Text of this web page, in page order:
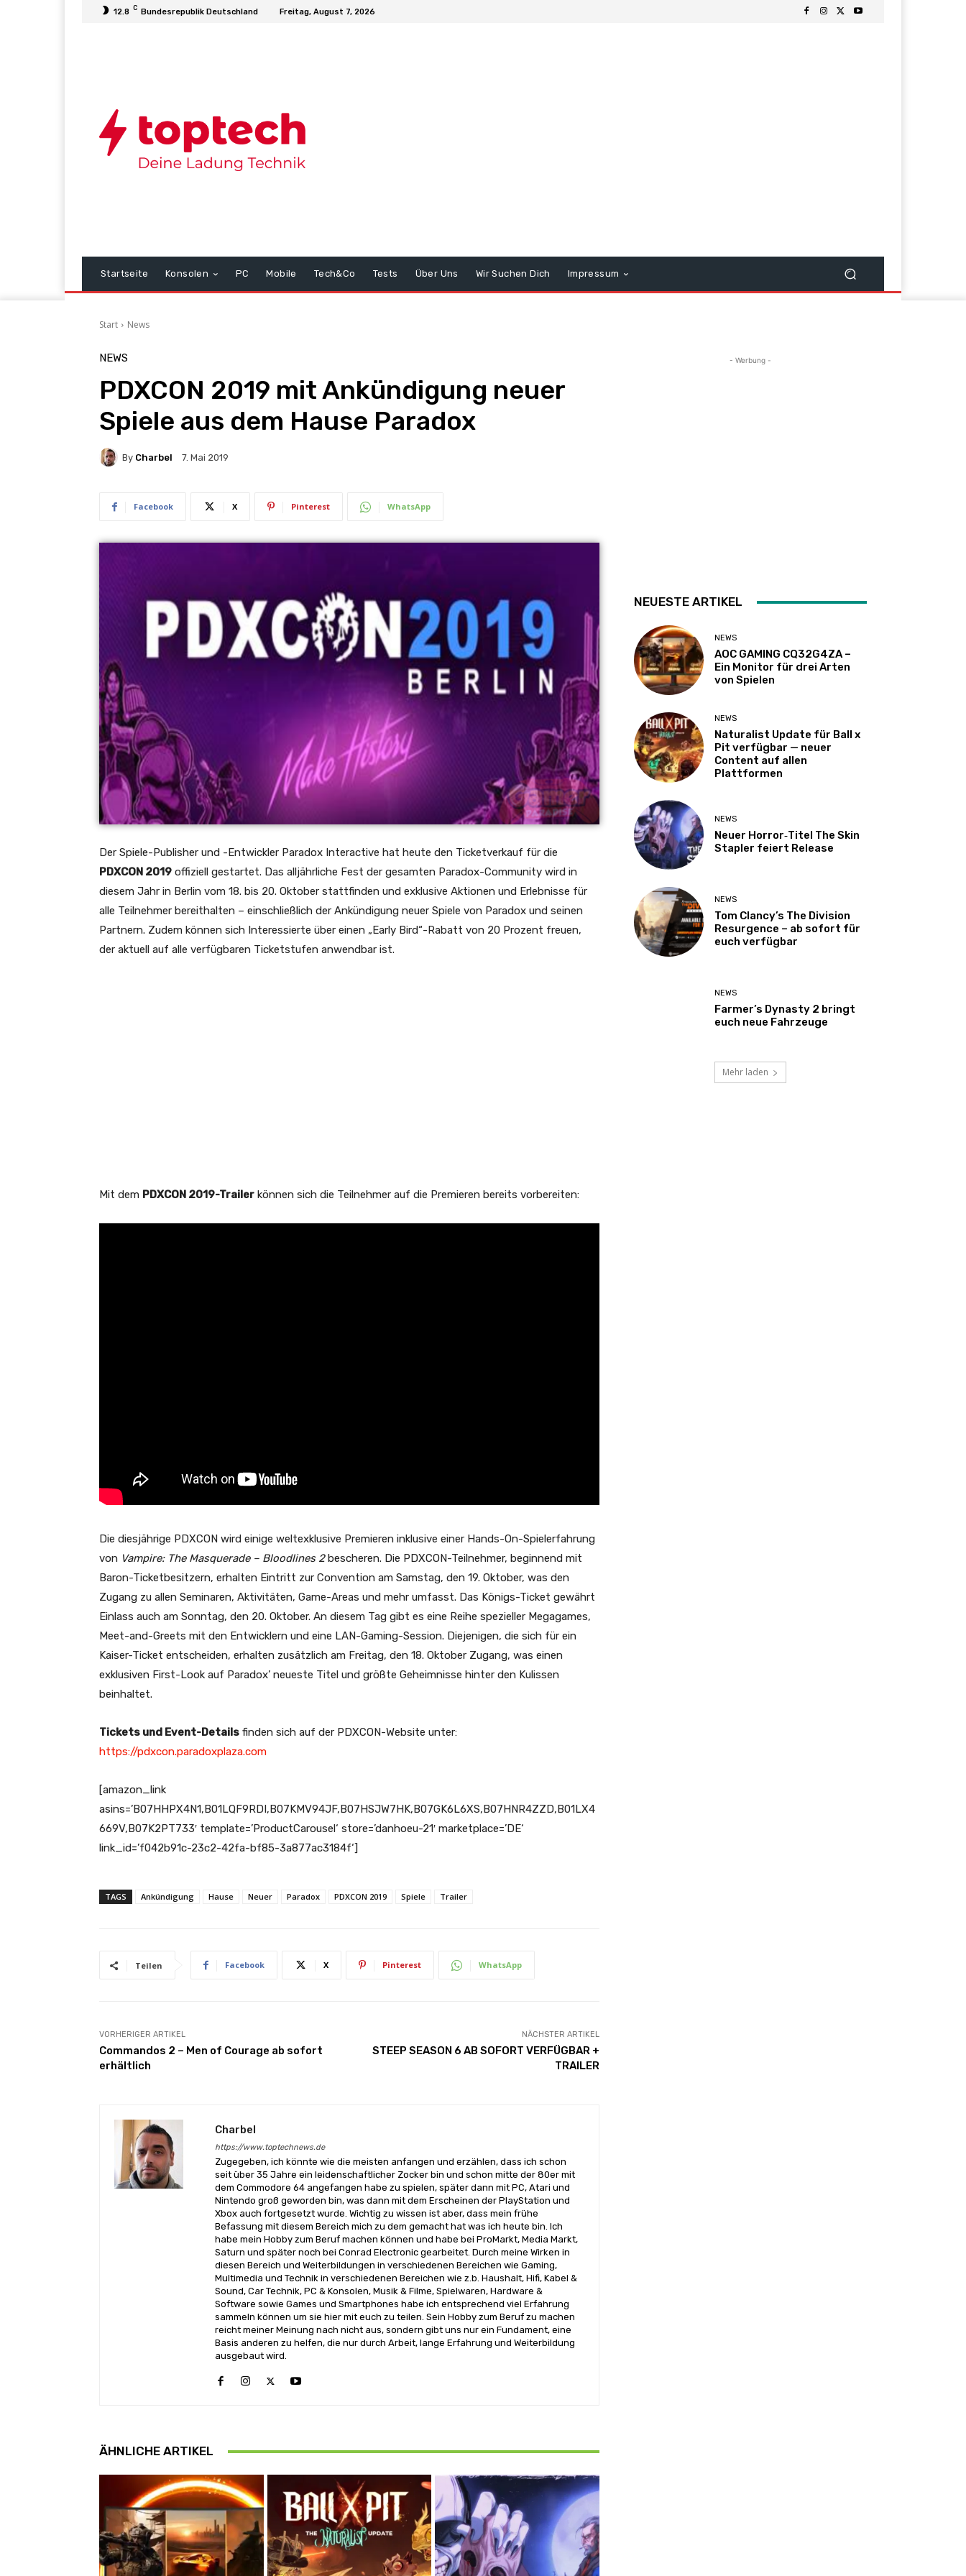
12.8 C Bundesrepublik Deutschland Freitag, August 7, 2026
Startseite Konsolen PC Mobile Tech&Co Tests Über Uns Wir Suchen Dich Impressum
Start News
NEWS
PDXCON 2019 mit Ankündigung neuer
Spiele aus dem Hause Paradox
By Charbel 7. Mai 2019
Facebook X Pinterest WhatsApp
Der Spiele-Publisher und -Entwickler Paradox Interactive hat heute den Ticketverkauf für die
PDXCON 2019 offiziell gestartet. Das alljährliche Fest der gesamten Paradox-Community wird in
diesem Jahr in Berlin vom 18. bis 20. Oktober stattfinden und exklusive Aktionen und Erlebnisse für
alle Teilnehmer bereithalten – einschließlich der Ankündigung neuer Spiele von Paradox und seinen
Partnern. Zudem können sich Interessierte über einen „Early Bird“-Rabatt von 20 Prozent freuen,
der aktuell auf alle verfügbaren Ticketstufen anwendbar ist.
Mit dem PDXCON 2019-Trailer können sich die Teilnehmer auf die Premieren bereits vorbereiten:
Die diesjährige PDXCON wird einige weltexklusive Premieren inklusive einer Hands-On-Spielerfahrung
von Vampire: The Masquerade – Bloodlines 2bescheren. Die PDXCON-Teilnehmer, beginnend mit
Baron-Ticketbesitzern, erhalten Eintritt zur Convention am Samstag, den 19. Oktober, was den
Zugang zu allen Seminaren, Aktivitäten, Game-Areas und mehr umfasst. Das Königs-Ticket gewährt
Einlass auch am Sonntag, den 20. Oktober. An diesem Tag gibt es eine Reihe spezieller Megagames,
Meet-and-Greets mit den Entwicklern und eine LAN-Gaming-Session. Diejenigen, die sich für ein
Kaiser-Ticket entscheiden, erhalten zusätzlich am Freitag, den 18. Oktober Zugang, was einen
exklusiven First-Look auf Paradox’ neueste Titel und größte Geheimnisse hinter den Kulissen
beinhaltet.
Tickets und Event-Details finden sich auf der PDXCON-Website unter:
https://pdxcon.paradoxplaza.com
[amazon_link
asins=’B07HHPX4N1,B01LQF9RDI,B07KMV94JF,B07HSJW7HK,B07GK6L6XS,B07HNR4ZZD,B01LX4
669V,B07K2PT733′ template=’ProductCarousel‘ store=’danhoeu-21′ marketplace=’DE‘
link_id=’f042b91c-23c2-42fa-bf85-3a877ac3184f‘]
TAGS Ankündigung Hause Neuer Paradox PDXCON 2019 Spiele Trailer
Teilen Facebook X Pinterest WhatsApp
VORHERIGER ARTIKEL
Commandos 2 – Men of Courage ab sofort
erhältlich
NÄCHSTER ARTIKEL
STEEP SEASON 6 AB SOFORT VERFÜGBAR +
TRAILER
Charbel
https://www.toptechnews.de
Zugegeben, ich könnte wie die meisten anfangen und erzählen, dass ich schon
seit über 35 Jahre ein leidenschaftlicher Zocker bin und schon mitte der 80er mit
dem Commodore 64 angefangen habe zu spielen, später dann mit PC, Atari und
Nintendo groß geworden bin, was dann mit dem Erscheinen der PlayStation und
Xbox auch fortgesetzt wurde. Wichtig zu wissen ist aber, dass mein frühe
Befassung mit diesem Bereich mich zu dem gemacht hat was ich heute bin. Ich
habe mein Hobby zum Beruf machen können und habe bei ProMarkt, Media Markt,
Saturn und später noch bei Conrad Electronic gearbeitet. Durch meine Wirken in
diesen Bereich und Weiterbildungen in verschiedenen Bereichen wie Gaming,
Multimedia und Technik in verschiedenen Bereichen wie z.b. Haushalt, Hifi, Kabel &
Sound, Car Technik, PC & Konsolen, Musik & Filme, Spielwaren, Hardware &
Software sowie Games und Smartphones habe ich entsprechend viel Erfahrung
sammeln können um sie hier mit euch zu teilen. Sein Hobby zum Beruf zu machen
reicht meiner Meinung nach nicht aus, sondern gibt uns nur ein Fundament, eine
Basis anderen zu helfen, die nur durch Arbeit, lange Erfahrung und Weiterbildung
ausgebaut wird.
ÄHNLICHE ARTIKEL
- Werbung -
NEUESTE ARTIKEL
NEWS
AOC GAMING CQ32G4ZA –
Ein Monitor für drei Arten
von Spielen
NEWS
Naturalist Update für Ball x
Pit verfügbar — neuer
Content auf allen
Plattformen
NEWS
Neuer Horror‑Titel The Skin
Stapler feiert Release
NEWS
Tom Clancy’s The Division
Resurgence – ab sofort für
euch verfügbar
NEWS
Farmer’s Dynasty 2 bringt
euch neue Fahrzeuge
Mehr laden